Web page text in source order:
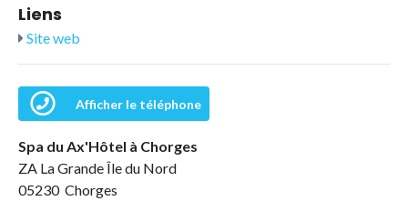
Liens
Site web
Afficher le téléphone
Spa du Ax'Hôtel à Chorges
ZA La Grande Île du Nord
05230 Chorges